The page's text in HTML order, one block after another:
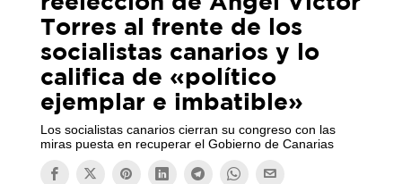
Torres al frente de los
socialistas canarios y lo
califica de «político
ejemplar e imbatible»
Los socialistas canarios cierran su congreso con las
miras puesta en recuperar el Gobierno de Canarias